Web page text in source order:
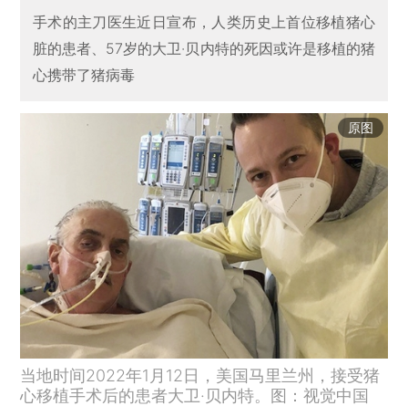
手术的主刀医生近日宣布，人类历史上首位移植猪心
脏的患者、57岁的大卫·贝内特的死因或许是移植的猪
心携带了猪病毒
原图
当地时间2022年1月12日，美国马里兰州，接受猪
心移植手术后的患者大卫·贝内特。图：视觉中国